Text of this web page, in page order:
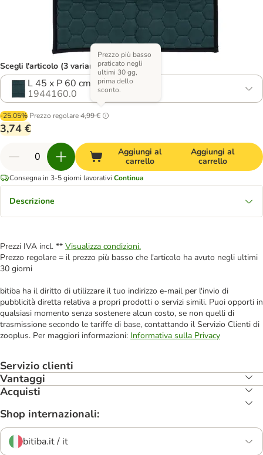
Scegli l'articolo (3 varianti)
L 45 x P 60 cm
1944160.0
-25.05% Prezzo regolare4,99 €
Prezzo più basso
praticato negli
ultimi 30 gg,
prima dello
sconto.
3,74 €
Aggiungi al
carrello
Aggiungi al
carrello
Consegna in 3-5 giorni lavorativi Continua
Descrizione
Prezzi IVA incl. ** Visualizza condizioni.
Prezzo regolare = il prezzo più basso che l'articolo ha avuto negli ultimi
30 giorni
bitiba ha il diritto di utilizzare il tuo indirizzo e-mail per l'invio di
pubblicità diretta relativa a propri prodotti o servizi simili. Puoi opporti in
qualsiasi momento senza sostenere alcun costo, se non quelli di
trasmissione secondo le tariffe di base, contattando il Servizio Clienti di
zooplus. Per maggiori informazioni: Informativa sulla Privacy
Servizio clienti
Vantaggi
Acquisti
Shop internazionali:
bitiba.it / it